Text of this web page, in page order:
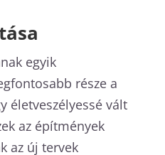
egyik
része a
életveszélyessé vált
az építmények
az új tervek